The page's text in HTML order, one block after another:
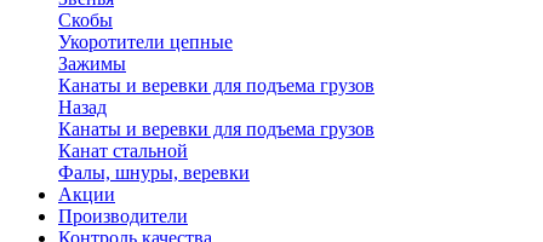
Скобы
Укоротители цепные
Зажимы
Канаты и веревки для подъема грузов
Назад
Канаты и веревки для подъема грузов
Канат стальной
Фалы, шнуры, веревки
Акции
Производители
Контроль качества